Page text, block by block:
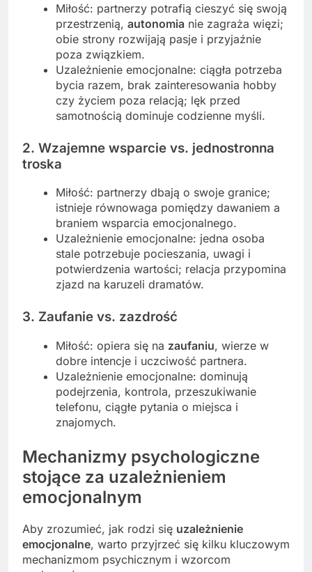
Miłość: partnerzy potrafią cieszyć się swoją
przestrzenią, autonomia nie zagraża więzi;
obie strony rozwijają pasje i przyjaźnie
poza związkiem.
Uzależnienie emocjonalne: ciągła potrzeba
bycia razem, brak zainteresowania hobby
czy życiem poza relacją; lęk przed
samotnością dominuje codzienne myśli.
2. Wzajemne wsparcie vs. jednostronna
troska
Miłość: partnerzy dbają o swoje granice;
istnieje równowaga pomiędzy dawaniem a
braniem wsparcia emocjonalnego.
Uzależnienie emocjonalne: jedna osoba
stale potrzebuje pocieszania, uwagi i
potwierdzenia wartości; relacja przypomina
zjazd na karuzeli dramatów.
3. Zaufanie vs. zazdrość
Miłość: opiera się na zaufaniu, wierze w
dobre intencje i uczciwość partnera.
Uzależnienie emocjonalne: dominują
podejrzenia, kontrola, przeszukiwanie
telefonu, ciągłe pytania o miejsca i
znajomych.
Mechanizmy psychologiczne
stojące za uzależnieniem
emocjonalnym
Aby zrozumieć, jak rodzi się uzależnienie
emocjonalne, warto przyjrzeć się kilku kluczowym
mechanizmom psychicznym i wzorcom